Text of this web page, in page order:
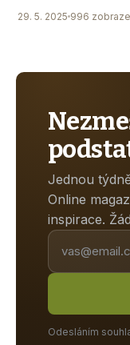
29. 5. 2025 996
Jednou
Online
inspirace.
Odesláním